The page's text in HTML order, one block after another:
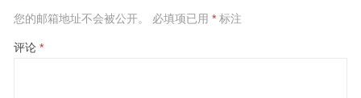
您的邮箱地址不会被公开。 必填项已用 *标注
评论 *